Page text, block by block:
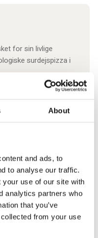
About
and ads, to
to analyse our traffic.
your use of our site with
analytics partners who
that you’ve
from your use
for sin livlige
surdejspizza i
i city – med en
italienske og
vibe.
11.00 - 23.00
11.00 - 23.00
11.00 - 23.00
11.00 - 23.00
11.00 - 24.00